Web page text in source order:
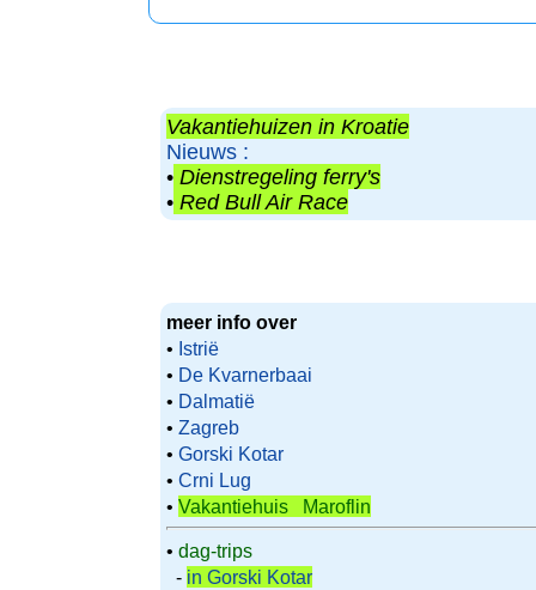
Vakantiehuizen in Kroatie
Nieuws :
• Dienstregeling ferry's
• Red Bull Air Race
meer info over
• Istrië
• De Kvarnerbaai
• Dalmatië
• Zagreb
• Gorski Kotar
• Crni Lug
• Vakantiehuis Maroflin
• dag-trips
- in Gorski Kotar